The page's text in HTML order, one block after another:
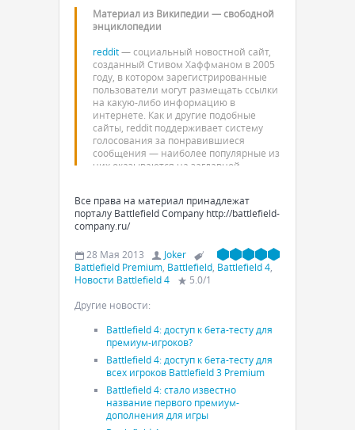
Материал из Википедии — свободной
энциклопедии
reddit— социальный новостной сайт,
созданный Стивом Хаффманом в 2005
году, в котором зарегистрированные
пользователи могут размещать ссылки
на какую-либо информацию в
интернете. Как и другие подобные
сайты, reddit поддерживает систему
голосования за понравившиеся
сообщения — наиболее популярные из
них оказываются на заглавной
Создатели объясняют название
"reddit" игрой слов от англ. "I read it on
reddit".
Все права на материал принадлежат
порталу Battlefield Company http://battlefield-
company.ru/
28 Мая 2013
Joker
Battlefield Premium Battlefield Battlefield 4
Новости Battlefield 4
5.0/1
Другие новости:
Battlefield 4: доступ к бета-тесту для
премиум-игроков?
Battlefield 4: доступ к бета-тесту для
всех игроков Battlefield 3 Premium
Battlefield 4: стало известно
название первого премиум-
дополнения для игры